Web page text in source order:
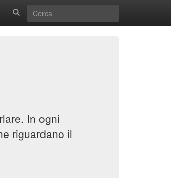
In ogni
riguardano il